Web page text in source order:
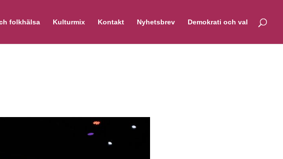
folkhälsa Kulturmix Kontakt Nyhetsbrev Demokrati och val